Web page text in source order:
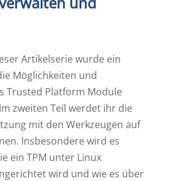
Artikelserie wurde ein
Möglichkeiten und
Trusted Platform Module
zweiten Teil werdet ihr die
mit den Werkzeugen auf
Insbesondere wird es
ein TPM unter Linux
wird und wie es über